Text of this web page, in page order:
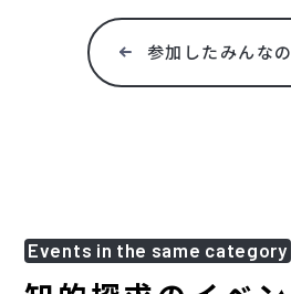
参加したみんな
Events in the same category